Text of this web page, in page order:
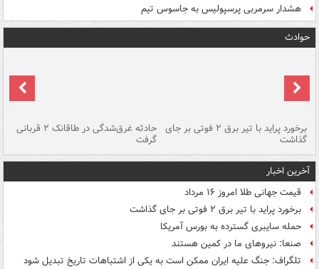
هشدار سرمربی پرسپولیس به جاسوس تیم
حوادث
برخورد پراید با تیر برق ۲ فوتی بر جای
گذاشت
حادثه غرق‌شدگی در طاقانک ۲ قربانی
گرفت
آخرین اخبار
قیمت جهانی طلا امروز ۱۶ مرداد
برخورد پراید با تیر برق ۲ فوتی بر جای گذاشت
حمله سایبری گسترده به بورس آمریکا
صنعا: نیروهای ما در کمین‌ هستند
تلگراف: جنگ علیه ایران ممکن است به یکی از اشتباهات تاریخ تبدیل شود